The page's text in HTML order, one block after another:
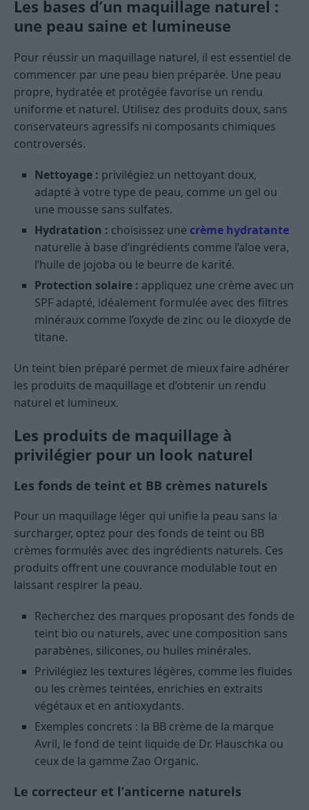
Les bases d’un maquillage naturel :
une peau saine et lumineuse
Pour réussir un maquillage naturel, il est essentiel de
commencer par une peau bien préparée. Une peau
propre, hydratée et protégée favorise un rendu
uniforme et naturel. Utilisez des produits doux, sans
conservateurs agressifs ni composants chimiques
controversés.
Nettoyage : privilégiez un nettoyant doux,
adapté à votre type de peau, comme un gel ou
une mousse sans sulfates.
Hydratation : choisissez une crème hydratante
naturelle à base d’ingrédients comme l’aloe vera,
l’huile de jojoba ou le beurre de karité.
Protection solaire : appliquez une crème avec un
SPF adapté, idéalement formulée avec des filtres
minéraux comme l’oxyde de zinc ou le dioxyde de
titane.
Un teint bien préparé permet de mieux faire adhérer
les produits de maquillage et d’obtenir un rendu
naturel et lumineux.
Les produits de maquillage à
privilégier pour un look naturel
Les fonds de teint et BB crèmes naturels
Pour un maquillage léger qui unifie la peau sans la
surcharger, optez pour des fonds de teint ou BB
crèmes formulés avec des ingrédients naturels. Ces
produits offrent une couvrance modulable tout en
laissant respirer la peau.
Recherchez des marques proposant des fonds de
teint bio ou naturels, avec une composition sans
parabènes, silicones, ou huiles minérales.
Privilégiez les textures légères, comme les fluides
ou les crèmes teintées, enrichies en extraits
végétaux et en antioxydants.
Exemples concrets : la BB crème de la marque
Avril, le fond de teint liquide de Dr. Hauschka ou
ceux de la gamme Zao Organic.
Le correcteur et l’anticerne naturels